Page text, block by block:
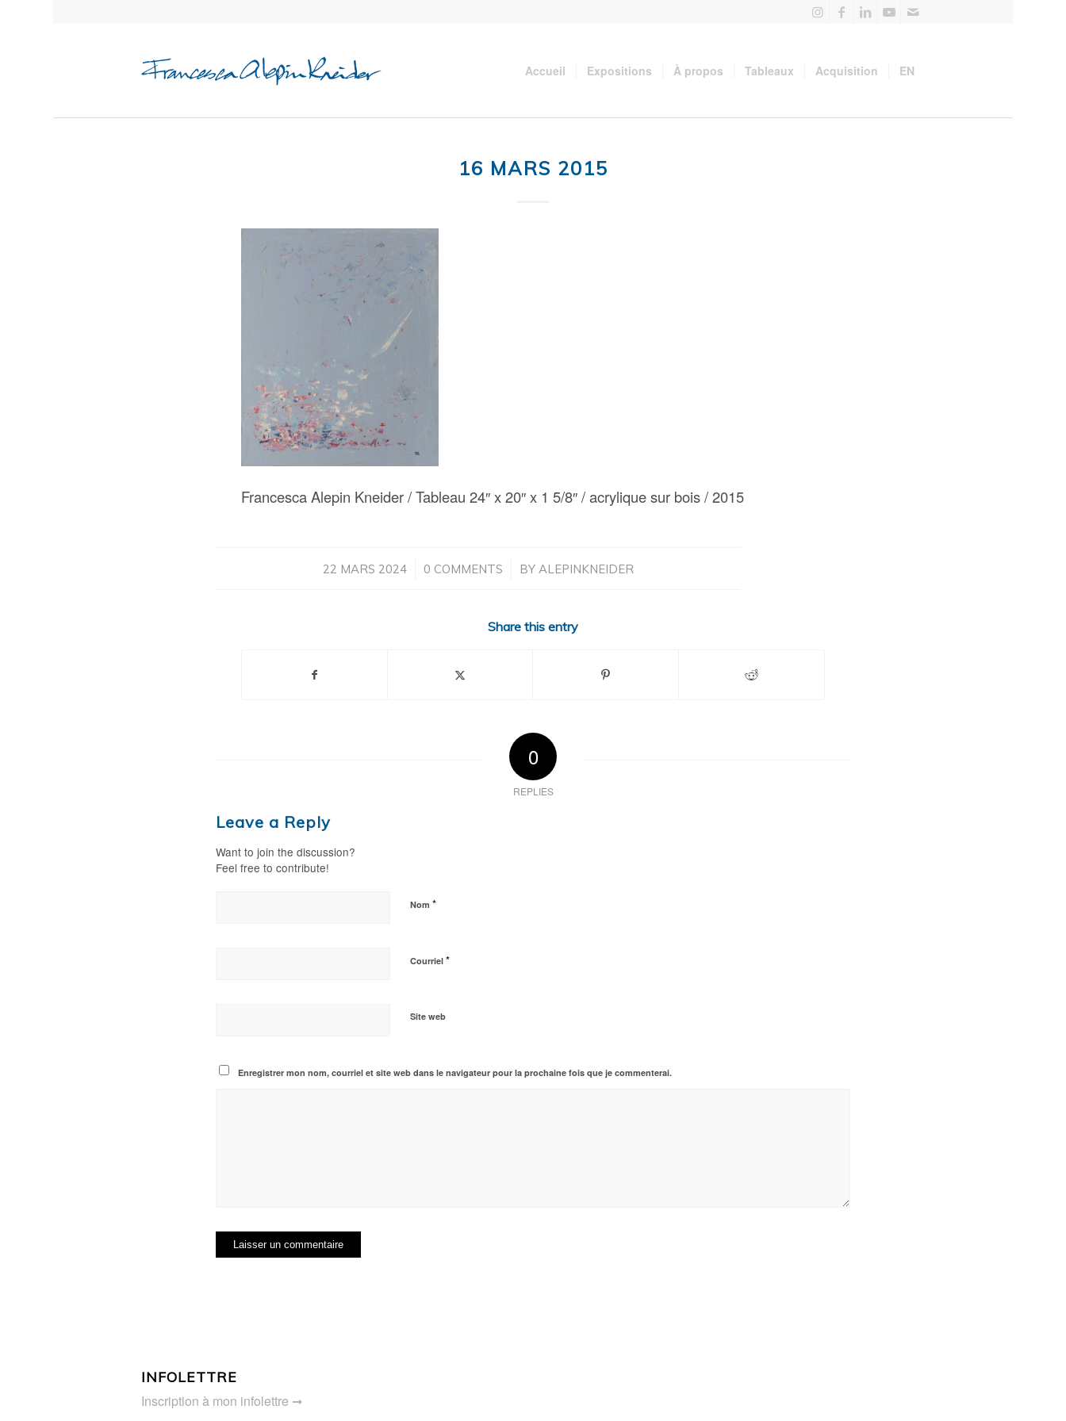
Accueil Expositions À propos Tableaux Acquisition EN
16 MARS 2015
Francesca Alepin Kneider / Tableau 24″ x 20″ x 1 5/8″ / acrylique sur bois / 2015
22 MARS 2024
/ 0 COMMENTS
/ BYALEPINKNEIDER
Share this entry
0
REPLIES
Leave a Reply
Want to join the discussion?
Feel free to contribute!
Nom *
Courriel *
Site web
Enregistrer mon nom, courriel et site web dans le navigateur pour la prochaine fois que je commenterai.
INFOLETTRE
Inscription à mon infolettre ➞